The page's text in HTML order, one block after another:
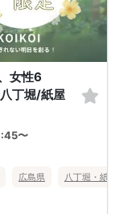
女性6
丁堀/紙屋
〜
広島県 八丁堀・紙